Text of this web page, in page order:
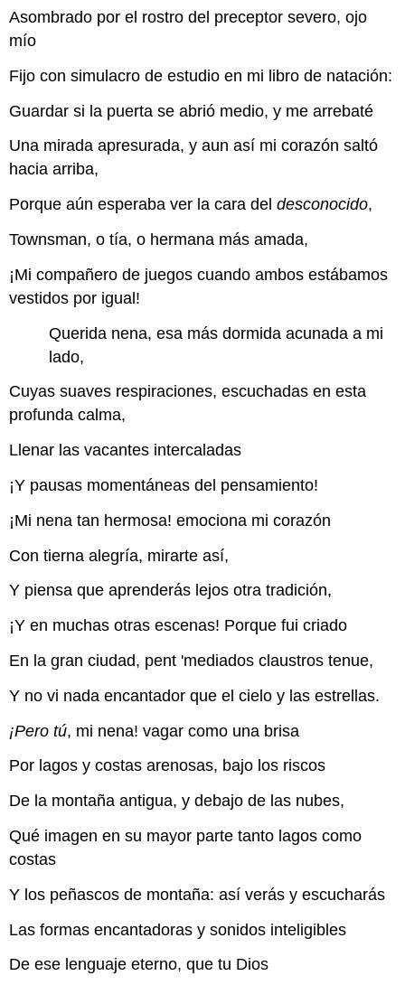
Asombrado por el rostro del preceptor severo, ojo
mío
Fijo con simulacro de estudio en mi libro de natación:
Guardar si la puerta se abrió medio, y me arrebaté
Una mirada apresurada, y aun así mi corazón saltó
hacia arriba,
Porque aún esperaba ver la cara deldesconocido,
Townsman, o tía, o hermana más amada,
¡Mi compañero de juegos cuando ambos estábamos
vestidos por igual!
Querida nena, esa más dormida acunada a mi
lado,
Cuyas suaves respiraciones, escuchadas en esta
profunda calma,
Llenar las vacantes intercaladas
¡Y pausas momentáneas del pensamiento!
¡Mi nena tan hermosa! emociona mi corazón
Con tierna alegría, mirarte así,
Y piensa que aprenderás lejos otra tradición,
¡Y en muchas otras escenas! Porque fui criado
En la gran ciudad, pent 'mediados claustros tenue,
Y no vi nada encantador que el cielo y las estrellas.
¡Pero tú, mi nena! vagar como una brisa
Por lagos y costas arenosas, bajo los riscos
De la montaña antigua, y debajo de las nubes,
Qué imagen en su mayor parte tanto lagos como
costas
Y los peñascos de montaña: así verás y escucharás
Las formas encantadoras y sonidos inteligibles
De ese lenguaje eterno, que tu Dios